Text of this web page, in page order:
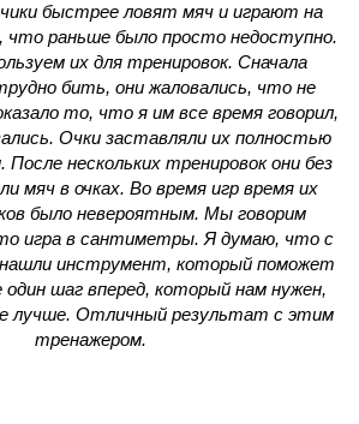
быстрее ловят мяч и играют на
что раньше было просто недоступно.
их для тренировок. Сначала
бить, они жаловались, что не
то, что я им все время говорил,
Очки заставляли их полностью
нескольких тренировок они без
мяч в очках. Во время игр время их
было невероятным. Мы говорим
игра в сантиметры. Я думаю, что с
инструмент, который поможет
шаг вперед, который нам нужен,
лучше. Отличный результат с этим
тренажером.